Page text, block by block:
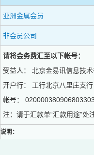
亚洲金属会员
非会员公司
请将会务费汇至以下帐号：
受益人： 北京金易讯信息技
开户行： 工行北京八里庄支行
帐号：
注：请于汇款单“汇款用途”
说明：